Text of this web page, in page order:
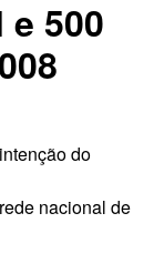
500
do
nacional de